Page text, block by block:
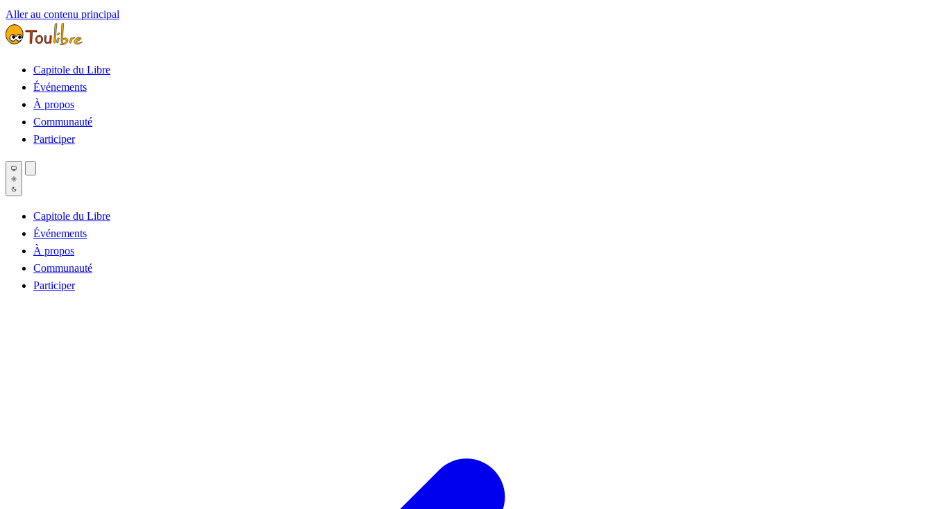
Aller au contenu principal
Capitole du Libre
Événements
À propos
Communauté
Participer
Capitole du Libre
Événements
À propos
Communauté
Participer